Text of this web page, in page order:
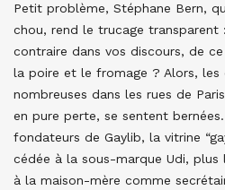
Petit problème, Stéphane Bern,
chou, rend le trucage transparent
contraire dans vos discours, de
la poire et le fromage ? Alors, les
nombreuses dans les rues de
en pure perte, se sentent
fondateurs de Gaylib, la vitrine
cédée à la sous-marque Udi,
à la maison-mère comme